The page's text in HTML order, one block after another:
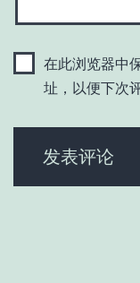
在此浏览器中
址，以便下次